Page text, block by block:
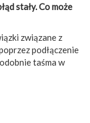
stały. Co może
związane z
podłączenie
taśma w